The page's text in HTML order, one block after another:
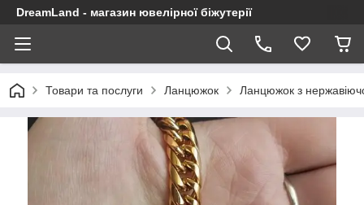
DreamLand - магазин ювелірної біжутерії
Товари та послуги Ланцюжок Ланцюжок з